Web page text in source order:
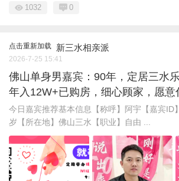
1032 0
点击重新加载 新三水相亲派
2026-7-25 15:41
佛山单身男嘉宾：90年，定居三水
年入12W+已购房，细心顾家，愿意
今日嘉宾推荐基本信息【称呼】阿宇【嘉宾ID
岁【所在地】佛山三水【职业】自由 ...